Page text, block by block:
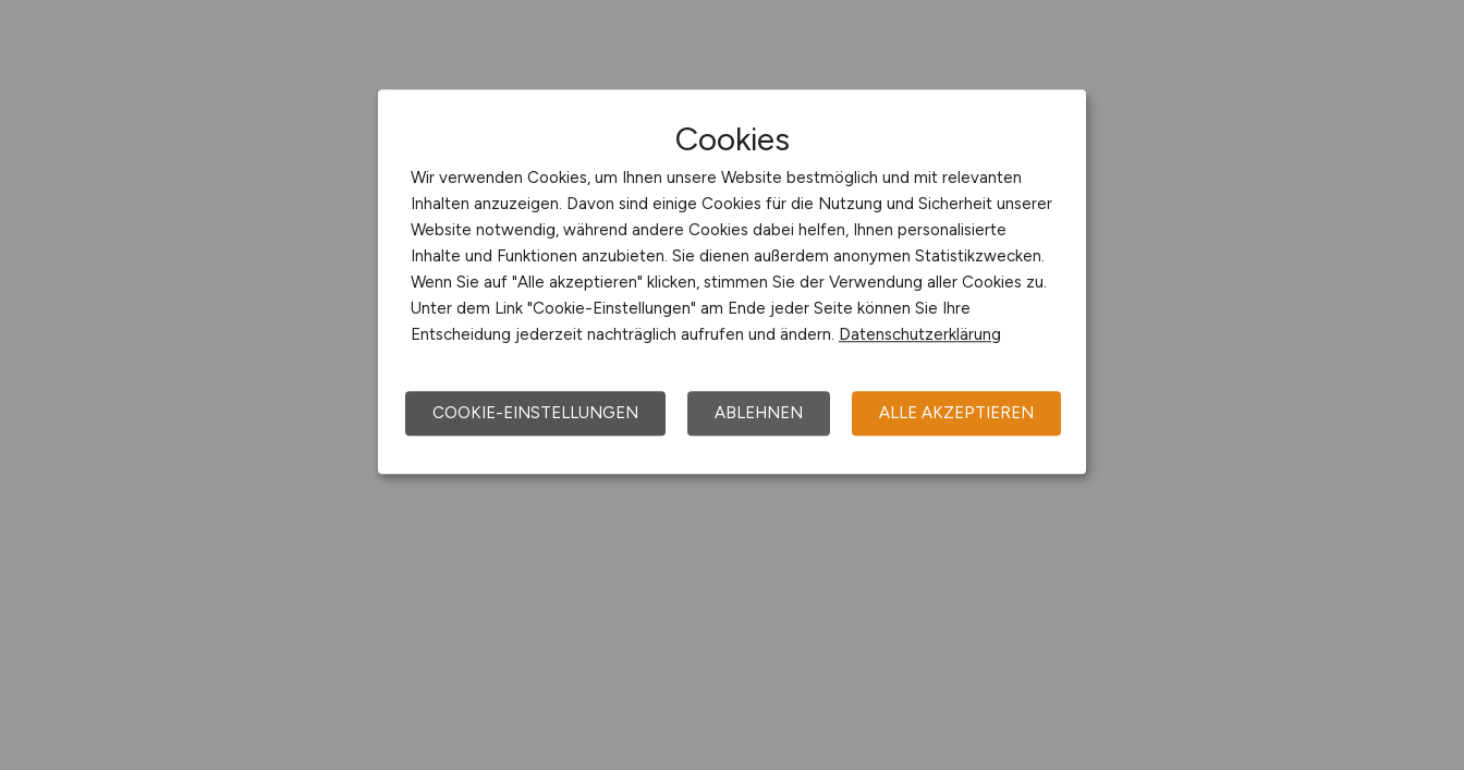
Cookies
Wir verwenden Cookies, um Ihnen unsere Website bestmöglich und mit relevanten
Inhalten anzuzeigen. Davon sind einige Cookies für die Nutzung und Sicherheit unserer
Website notwendig, während andere Cookies dabei helfen, Ihnen personalisierte
Inhalte und Funktionen anzubieten. Sie dienen außerdem anonymen Statistikzwecken.
Wenn Sie auf "Alle akzeptieren" klicken, stimmen Sie der Verwendung aller Cookies zu.
Unter dem Link "Cookie-Einstellungen" am Ende jeder Seite können Sie Ihre
Entscheidung jederzeit nachträglich aufrufen und ändern. Datenschutzerklärung
COOKIE-EINSTELLUNGEN ABLEHNEN ALLE AKZEPTIEREN